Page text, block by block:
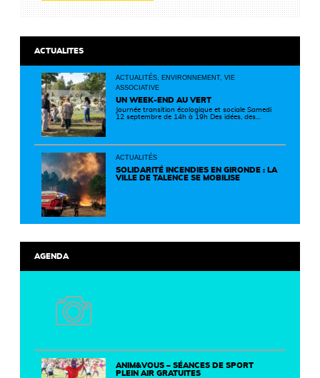
ACTUALITES
ACTUALITÉS, ENVIRONNEMENT, VIE
ASSOCIATIVE
UN WEEK-END AU VERT
Journée transition écologique et sociale Samedi
12 septembre de 14h à 19h Des idées, des
un territoire plus durable et solidaire.
ACTUALITÉS
SOLIDARITÉ INCENDIES EN GIRONDE : LA
VILLE DE TALENCE SE MOBILISE
AGENDA
ANIM&VOUS – SÉANCES DE SPORT
PLEIN AIR GRATUITES